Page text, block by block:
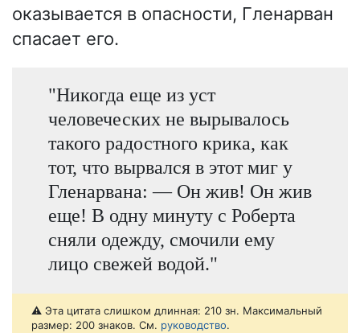
оказывается в опасности, Гленарван
спасает его.
"Никогда еще из уст
человеческих не вырывалось
такого радостного крика, как
тот, что вырвался в этот миг у
Гленарвана: — Он жив! Он жив
еще! В одну минуту с Роберта
сняли одежду, смочили ему
лицо свежей водой."
⚠️ Эта цитата слишком длинная: 210 зн. Максимальный
размер: 200 знаков. См. руководство.